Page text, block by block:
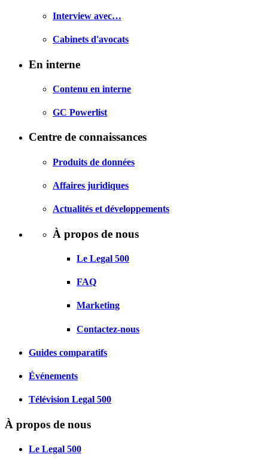
Interview avec…
Cabinets d'avocats
En interne
Contenu en interne
GC Powerlist
Centre de connaissances
Produits de données
Affaires juridiques
Actualités et développements
À propos de nous
Le Legal 500
FAQ
Marketing
Contactez-nous
Guides comparatifs
Événements
Télévision Legal 500
À propos de nous
Le Legal 500